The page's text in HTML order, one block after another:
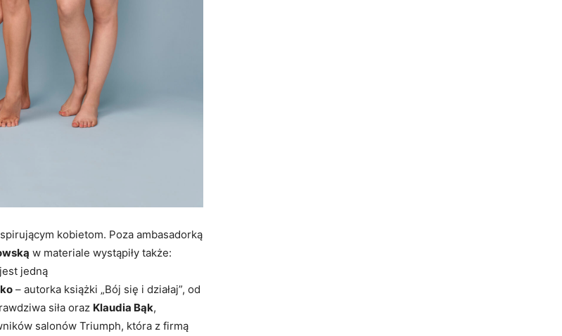
kobietom. Poza ambasadorką
w materiale wystąpiły także:
jedną
– autorka książki „Bój się i działaj”, od
siła oraz Klaudia Bąk,
salonów Triumph, która z firmą